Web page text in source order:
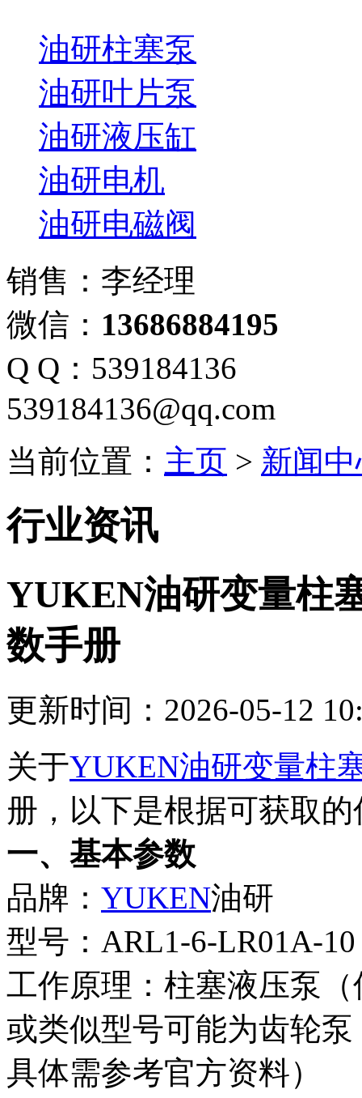
油研柱塞泵
油研叶片泵
油研液压缸
油研电机
油研电磁阀
销售：李经理
微信： 13686884195
Q Q：539184136
539184136@qq.com
当前位置： 主页 > 新闻
行业资讯
YUKEN油研变量柱
数手册
更新时间：2026-05-12
关于YUKEN油研变量柱
册，以下是根据可获取
一、基本参数
品牌： YUKEN油研
型号：ARL1-6-LR01A-10
工作原理：柱塞液压泵
或类似型号可能为齿轮
具体需参考官方资料）